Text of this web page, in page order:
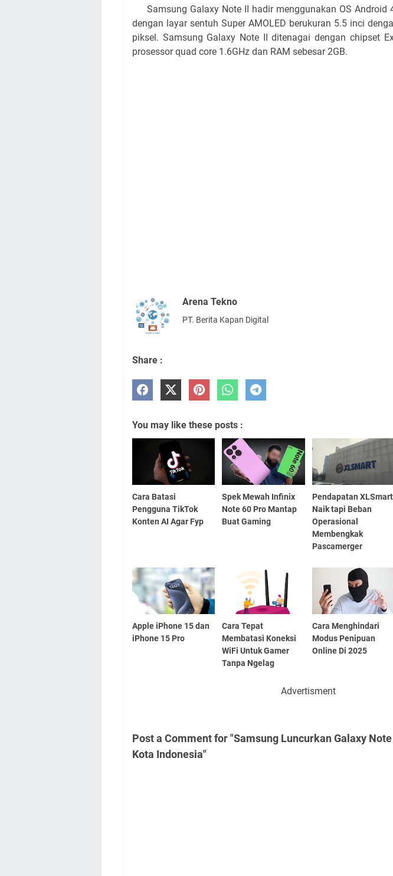
Samsung Galaxy Note II hadir menggunakan OS Android
dengan layar sentuh Super AMOLED berukuran 5.5 inci
piksel. Samsung Galaxy Note II ditenagai dengan chipset
prosessor quad core 1.6GHz dan RAM sebesar 2GB.
Arena Tekno
PT. Berita Kapan Digital
Share :
You may like these posts :
Cara Batasi
Pengguna TikTok
Konten AI Agar Fyp
Spek Mewah Infinix
Note 60 Pro Mantap
Buat Gaming
Pendapatan XLSmart
Naik tapi Beban
Operasional
Membengkak
Pascamerger
Apple iPhone 15 dan
iPhone 15 Pro
Cara Tepat
Membatasi Koneksi
WiFi Untuk Gamer
Tanpa Ngelag
Cara Menghindari
Modus Penipuan
Online Di 2025
Advertisment
Post a Comment for "Samsung Luncurkan Galaxy
Kota Indonesia"